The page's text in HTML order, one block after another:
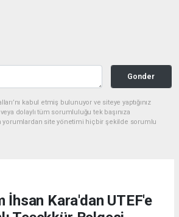
Gonder
kabul etmiş bulunuyor ve siteye yaptığınız
dolaylı tüm sorumluluğu tek başınıza
yorumlardan site yönetimi hiçbir şekilde sorumlu
İhsan Kara'dan UTEF'e